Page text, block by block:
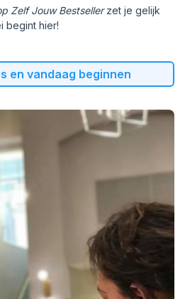
Zelf Jouw Bestsellerzet je gelijk
begint hier!
en vandaag beginnen